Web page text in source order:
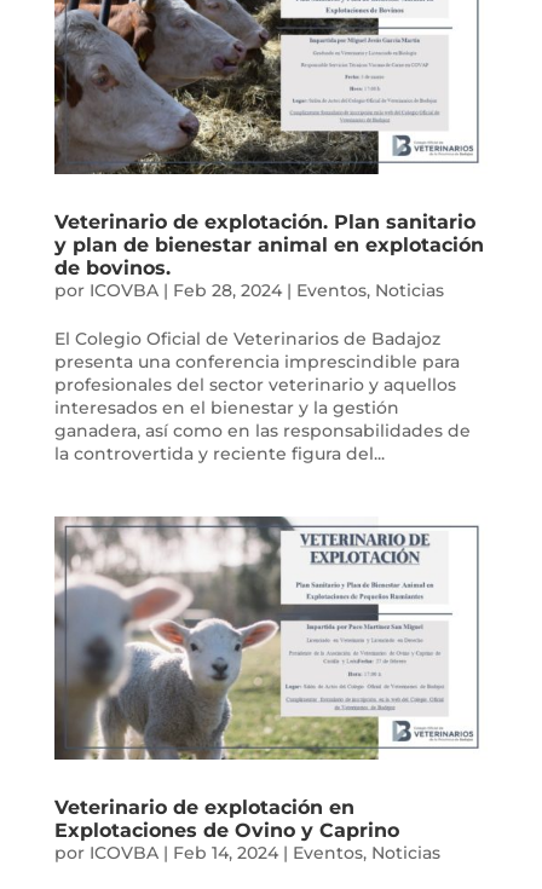
Veterinario de explotación. Plan sanitario
y plan de bienestar animal en explotación
de bovinos.
por ICOVBA| Feb 28, 2024| Eventos, Noticias
El Colegio Oficial de Veterinarios de Badajoz
presenta una conferencia imprescindible para
profesionales del sector veterinario y aquellos
interesados en el bienestar y la gestión
ganadera, así como en las responsabilidades de
la controvertida y reciente figura del...
Veterinario de explotación en
Explotaciones de Ovino y Caprino
por ICOVBA| Feb 14, 2024| Eventos, Noticias